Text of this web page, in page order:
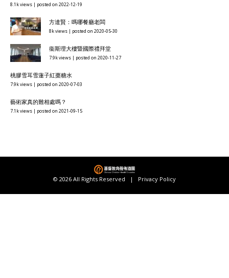
8.1k views | posted on 2022-12-19
方達賢：嗎哪餐廳老闆
8k views | posted on 2020-05-30
衞斯理大樓暨國際禮拜堂
7.9k views | posted on 2020-11-27
桃膠雪耳雪蓮子紅棗糖水
7.9k views | posted on 2020-07-03
藝術家真的難相處嗎？
7.1k views | posted on 2021-09-15
© 2026 All Rights Reserved | Privacy Policy